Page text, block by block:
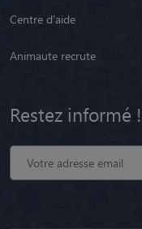
Centre d'aide
Animaute recrute
Restez informé !